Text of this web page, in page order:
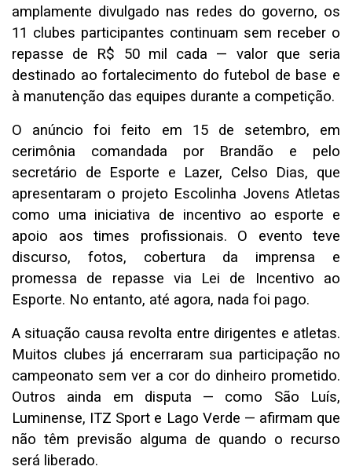
amplamente divulgado nas redes do governo, os
11 clubes participantes continuam sem receber o
repasse de R$ 50 mil cada — valor que seria
destinado ao fortalecimento do futebol de base e
à manutenção das equipes durante a competição.
O anúncio foi feito em 15 de setembro, em
cerimônia comandada por Brandão e pelo
secretário de Esporte e Lazer, Celso Dias, que
apresentaram o projeto Escolinha Jovens Atletas
como uma iniciativa de incentivo ao esporte e
apoio aos times profissionais. O evento teve
discurso, fotos, cobertura da imprensa e
promessa de repasse via Lei de Incentivo ao
Esporte. No entanto, até agora, nada foi pago.
A situação causa revolta entre dirigentes e atletas.
Muitos clubes já encerraram sua participação no
campeonato sem ver a cor do dinheiro prometido.
Outros ainda em disputa — como São Luís,
Luminense, ITZ Sport e Lago Verde — afirmam que
não têm previsão alguma de quando o recurso
será liberado.